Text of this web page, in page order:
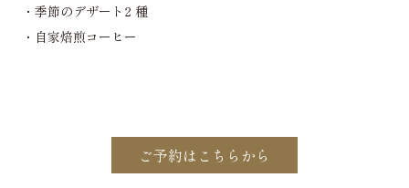
・季節のデザート2 種
・自家焙煎コーヒー
ご予約はこちらから